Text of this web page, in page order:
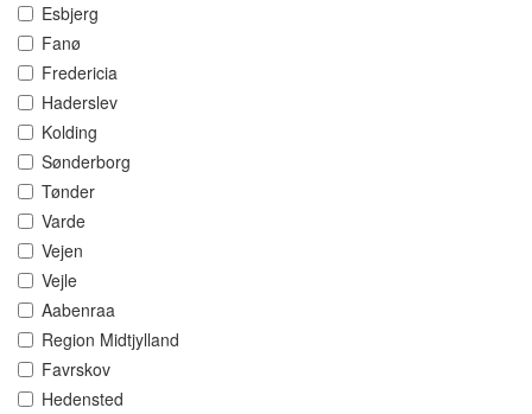
Esbjerg
Fanø
Fredericia
Haderslev
Kolding
Sønderborg
Tønder
Varde
Vejen
Vejle
Aabenraa
Region Midtjylland
Favrskov
Hedensted